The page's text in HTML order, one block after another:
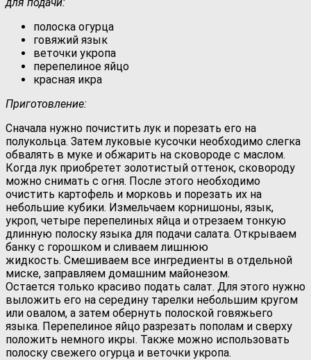
полоска огурца
говяжий язык
веточки укропа
перепелиное яйцо
красная икра
Приготовление:
Сначала нужно почистить лук и порезать его на
полукольца. Затем луковые кусочки необходимо слегка
обвалять в муке и обжарить на сковороде с маслом.
Когда лук приобретет золотистый оттенок, сковороду
можно снимать с огня. После этого необходимо
очистить картофель и морковь и порезать их на
небольшие кубики. Измельчаем корнишоны, язык,
укроп, четыре перепелиных яйца и отрезаем тонкую
длинную полоску языка для подачи салата. Открываем
банку с горошком и сливаем лишнюю
жидкость. Смешиваем все ингредиенты в отдельной
миске, заправляем домашним майонезом.
Остается только красиво подать салат. Для этого нужно
выложить его на середину тарелки небольшим кругом
или овалом, а затем обернуть полоской говяжьего
языка. Перепелиное яйцо разрезать пополам и сверху
положить немного икры. Также можно использовать
полоску свежего огурца и веточки укропа.